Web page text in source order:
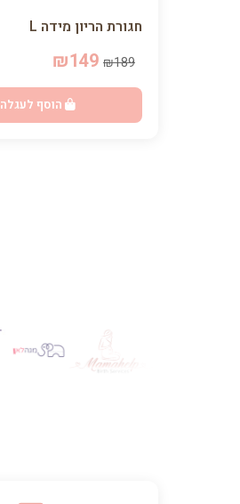
חגורת הריון מידה L
₪189
הוסף לעגלה